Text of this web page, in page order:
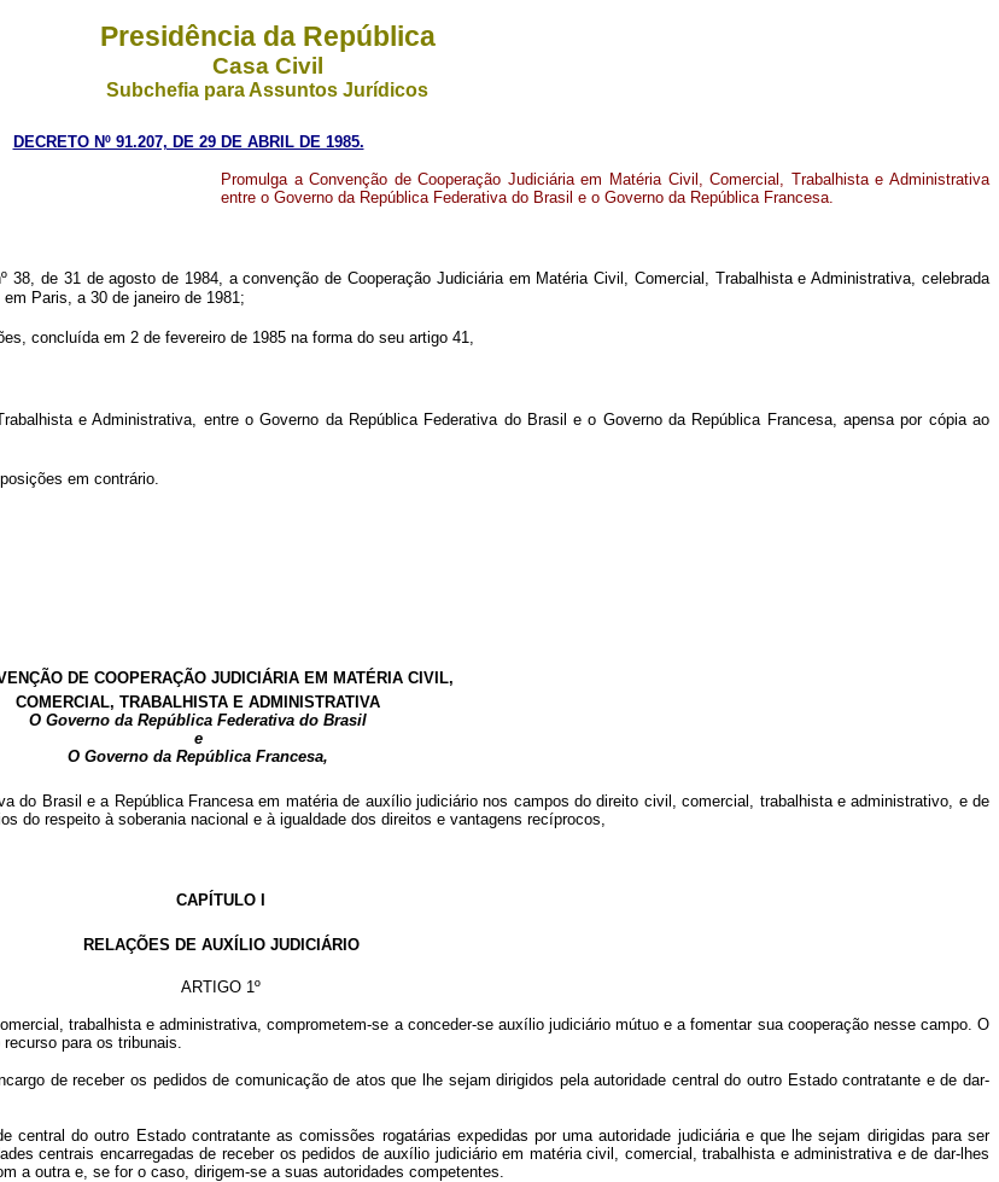
Presidência da República
Casa Civil
Subchefia para Assuntos Jurídicos
DECRETO Nº 91.207, DE 29 DE ABRIL DE 1985.
Promulga a Convenção de Cooperação Judiciária em Matéria Civil, Comercial, Trabalhista e Administrativa
entre o Governo da República Federativa do Brasil e o Governo da República Francesa.
38, de 31 de agosto de 1984, a convenção de Cooperação Judiciária em Matéria Civil, Comercial, Trabalhista e Administrativa, celebrada
Paris, a 30 de janeiro de 1981;
concluída em 2 de fevereiro de 1985 na forma do seu artigo 41,
e Administrativa, entre o Governo da República Federativa do Brasil e o Governo da República Francesa, apensa por cópia ao
em contrário.
DE COOPERAÇÃO JUDICIÁRIA EM MATÉRIA CIVIL,
COMERCIAL, TRABALHISTA E ADMINISTRATIVA
O Governo da República Federativa do Brasil
e
O Governo da República Francesa,
Brasil e a República Francesa em matéria de auxílio judiciário nos campos do direito civil, comercial, trabalhista e administrativo, e de
do respeito à soberania nacional e à igualdade dos direitos e vantagens recíprocos,
CAPÍTULO I
RELAÇÕES DE AUXÍLIO JUDICIÁRIO
ARTIGO 1º
trabalhista e administrativa, comprometem-se a conceder-se auxílio judiciário mútuo e a fomentar sua cooperação nesse campo. O
para os tribunais.
de receber os pedidos de comunicação de atos que lhe sejam dirigidos pela autoridade central do outro Estado contratante e de dar-
do outro Estado contratante as comissões rogatárias expedidas por uma autoridade judiciária e que lhe sejam dirigidas para ser
centrais encarregadas de receber os pedidos de auxílio judiciário em matéria civil, comercial, trabalhista e administrativa e de dar-lhes
a outra e, se for o caso, dirigem-se a suas autoridades competentes.